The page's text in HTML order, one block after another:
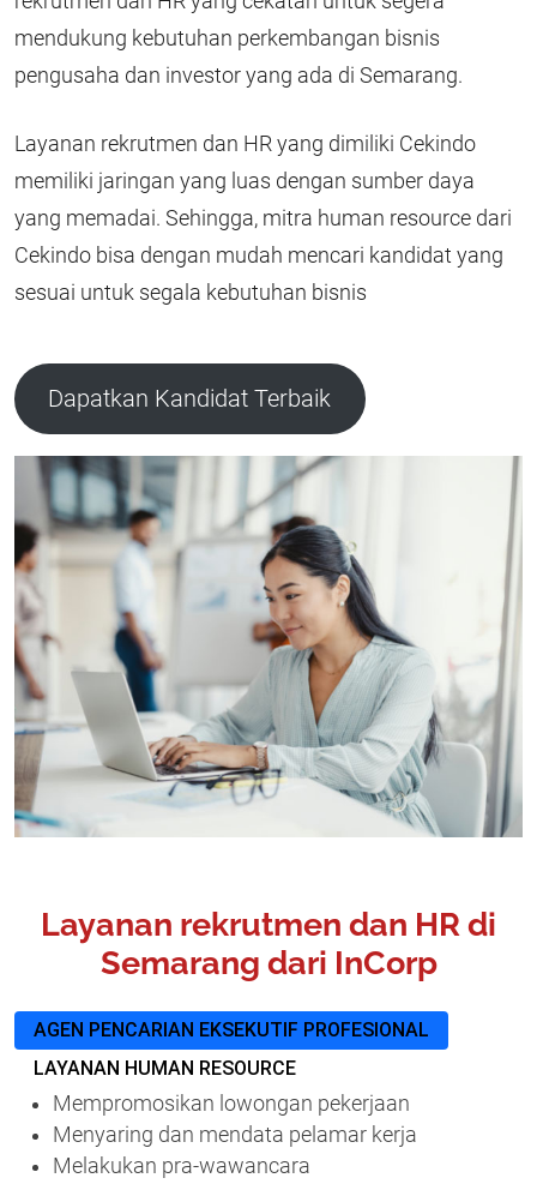
mendukung kebutuhan perkembangan bisnis
pengusaha dan investor yang ada di Semarang.
Layanan rekrutmen dan HR yang dimiliki Cekindo
memiliki jaringan yang luas dengan sumber daya
yang memadai. Sehingga, mitra human resource dari
Cekindo bisa dengan mudah mencari kandidat yang
sesuai untuk segala kebutuhan bisnis
Dapatkan Kandidat Terbaik
Layanan rekrutmen dan HR di
Semarang dari InCorp
AGEN PENCARIAN EKSEKUTIF PROFESIONAL
LAYANAN HUMAN RESOURCE
Mempromosikan lowongan pekerjaan
Menyaring dan mendata pelamar kerja
Melakukan pra-wawancara